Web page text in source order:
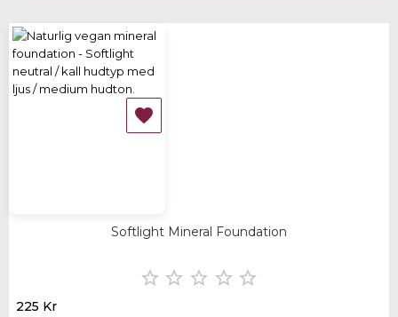

Softlight Mineral Foundation
    
225 Kr